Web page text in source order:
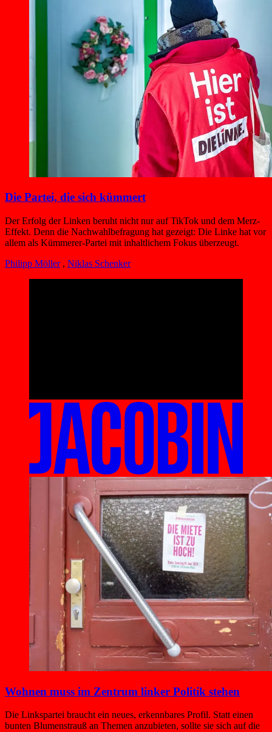
Die Partei, die sich kümmert
Der Erfolg der Linken beruht nicht nur auf TikTok und dem Merz-
Effekt. Denn die Nachwahlbefragung hat gezeigt: Die Linke hat vor
allem als Kümmerer-Partei mit inhaltlichem Fokus überzeugt.
Philipp Möller , Niklas Schenker
Wohnen muss im Zentrum linker Politik stehen
Die Linkspartei braucht ein neues, erkennbares Profil. Statt einen
bunten Blumenstrauß an Themen anzubieten, sollte sie sich auf die